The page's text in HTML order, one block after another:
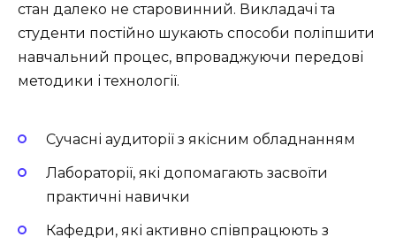
стан далеко не старовинний. Викладачі та
студенти постійно шукають способи поліпшити
навчальний процес, впроваджуючи передові
методики і технології.
Сучасні аудиторії з якісним обладнанням
Лабораторії, які допомагають засвоїти
практичні навички
Кафедри, які активно співпрацюють з